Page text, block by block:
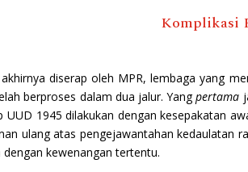
Komplikasi
diserap oleh MPR, lembaga yang
berproses dalam dua jalur. Yangpertama
UUD 1945 dilakukan dengan kesepakatan
ulang atas pengejawantahan kedaulatan
kewenangan tertentu.